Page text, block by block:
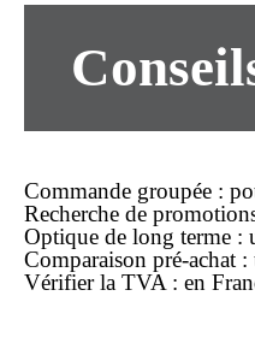
Commande groupée :
Recherche de
Optique de long terme :
Comparaison pré-achat :
Vérifier la TVA: en